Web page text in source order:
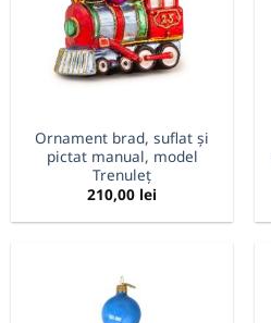
Ornament brad, suflat și
pictat manual, model
Trenuleț
210,00 lei